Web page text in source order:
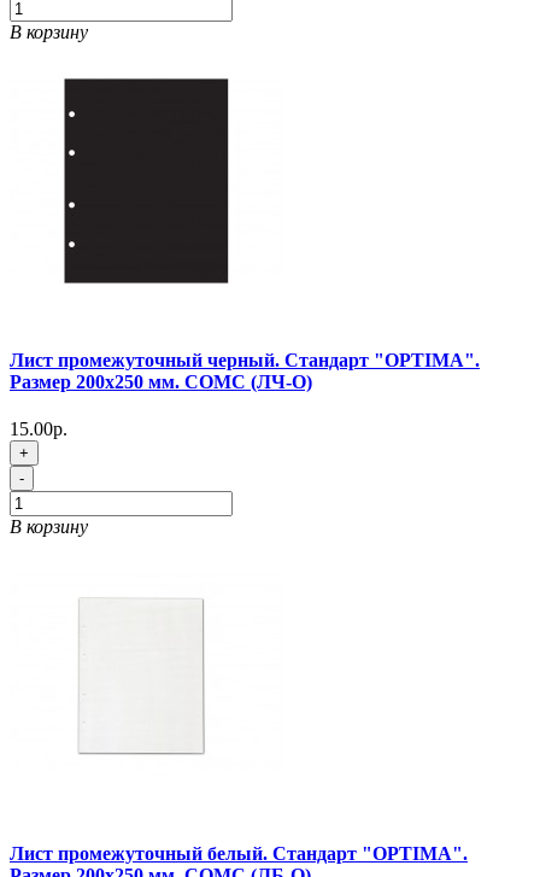
В корзину
Лист промежуточный черный. Стандарт "OPTIMA".
Размер 200х250 мм. СОМС (ЛЧ-O)
15.00р.
+
-
В корзину
Лист промежуточный белый. Стандарт "OPTIMA".